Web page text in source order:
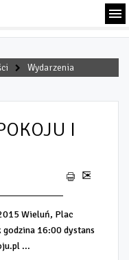
Wydarzenia
I
Wieluń, Plac
16:00 dystans
...